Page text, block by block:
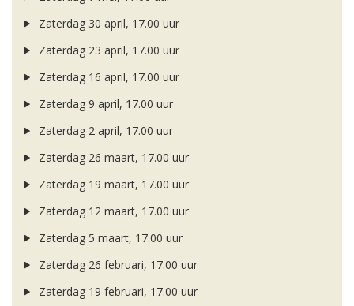
Zaterdag 30 april, 17.00 uur
Zaterdag 23 april, 17.00 uur
Zaterdag 16 april, 17.00 uur
Zaterdag 9 april, 17.00 uur
Zaterdag 2 april, 17.00 uur
Zaterdag 26 maart, 17.00 uur
Zaterdag 19 maart, 17.00 uur
Zaterdag 12 maart, 17.00 uur
Zaterdag 5 maart, 17.00 uur
Zaterdag 26 februari, 17.00 uur
Zaterdag 19 februari, 17.00 uur